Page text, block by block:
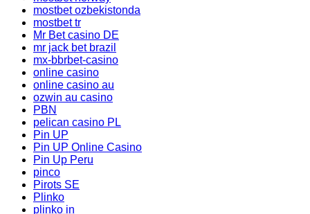
mostbet ozbekistonda
mostbet tr
Mr Bet casino DE
mr jack bet brazil
mx-bbrbet-casino
online casino
online casino au
ozwin au casino
PBN
pelican casino PL
Pin UP
Pin UP Online Casino
Pin Up Peru
pinco
Pirots SE
Plinko
plinko in